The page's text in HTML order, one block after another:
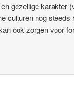
gezellige karakter
culturen nog steeds
ook zorgen voor